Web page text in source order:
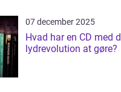
07 december 2025
Hvad har en CD med
lydrevolution at gøre?